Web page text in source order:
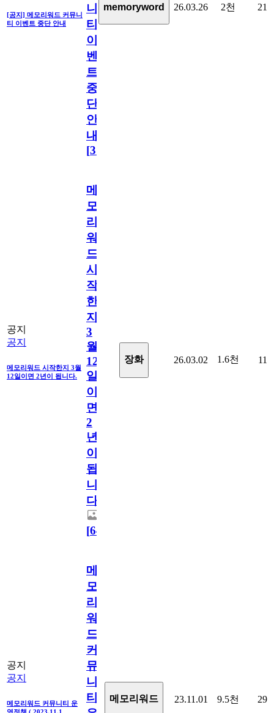
[공지] 메모리워드 커뮤니
티 이벤트 중단 안내
니
티
이
벤
트
중
단
안
내
[31
memoryword 26.03.26 2천 21
공지
공지
메모리워드 시작한지 3월
12일이면 2년이 됩니다.
메
모
리
워
드
시
작
한
지
3
월
12
일
이
면
2
년
이
됩
니
다.
[64
장화 26.03.02 1.6천 11
공지
공지
메모리워드 커뮤니티 운
메
모
리
워
드
커
뮤
니
티
메모리워드 23.11.01 9.5천 29